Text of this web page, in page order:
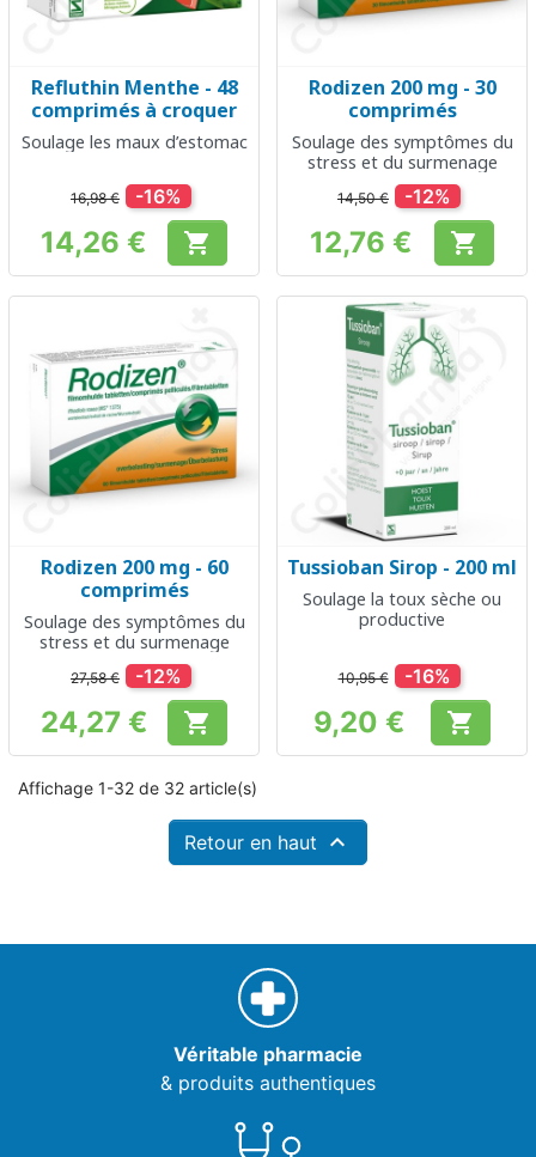
Refluthin Menthe - 48
comprimés à croquer
Soulage les maux d’estomac
16,98 € -16%
Prix
14,26 € 
Rodizen 200 mg - 30
comprimés
Soulage des symptômes du
stress et du surmenage
14,50 € -12%
Prix
12,76 € 
Rodizen 200 mg - 60
comprimés
Soulage des symptômes du
stress et du surmenage
27,58 € -12%
Prix
24,27 € 
Tussioban Sirop - 200 ml
Soulage la toux sèche ou
productive
10,95 € -16%
Prix
9,20 € 
Affichage 1-32 de 32 article(s)
Retour en haut 
Véritable pharmacie
& produits authentiques